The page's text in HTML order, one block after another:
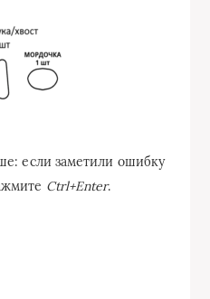
если заметили ошибку
Ctrl+Enter.